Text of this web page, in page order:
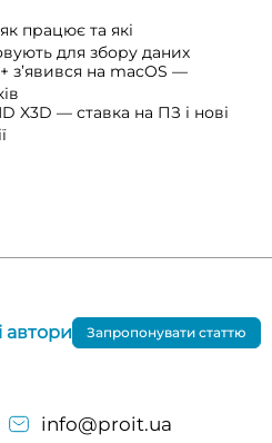
працює та які
для збору даних
з’явився на macOS —
X3D — ставка на ПЗ і нові
info@proit.ua
автори Запропонувати статтю